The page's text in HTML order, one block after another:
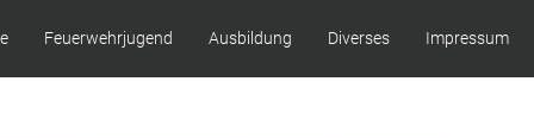
Feuerwehrjugend Ausbildung Diverses Impressum